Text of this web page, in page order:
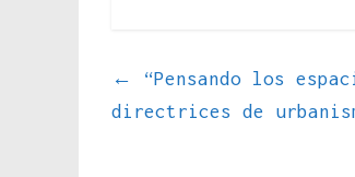
←
“Pensando los
directrices de